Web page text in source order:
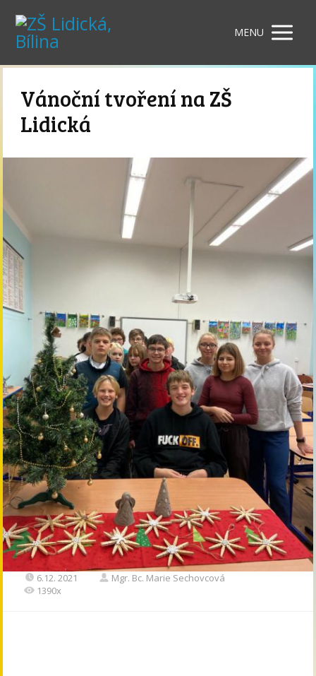
MENU
Vánoční tvoření na ZŠ
Lidická
6.12. 2021
Mgr. Bc. Marie Sechovcová
1390x